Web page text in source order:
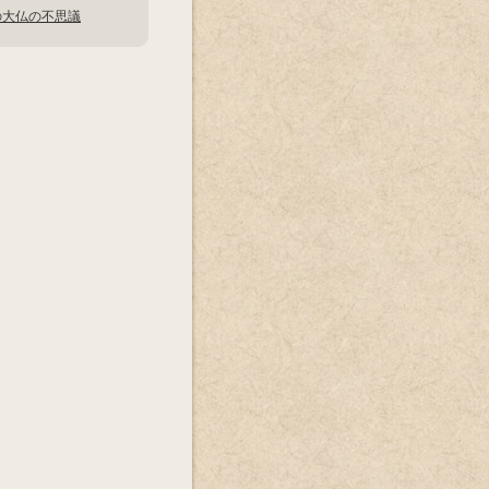
仏の不思議